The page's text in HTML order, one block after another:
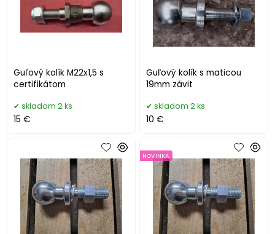
Guľový kolík M22x1,5 s
certifikátom
skladom 2 ks
15 €
Guľový kolík s maticou
19mm závit
skladom 2 ks
10 €
NOVINKA